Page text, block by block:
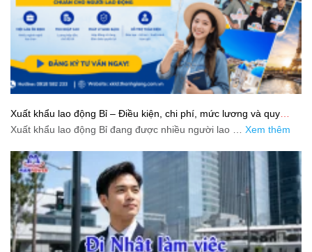
Xuất khẩu lao động Bỉ – Điều kiện, chi phí, mức lương và quy
trình chuẩn cho người lao động
Xuất khẩu lao động Bỉ đang được nhiều người lao … Xem thêm